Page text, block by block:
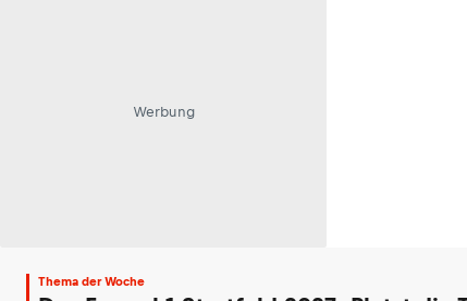
Werbung
Thema der Woche